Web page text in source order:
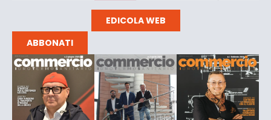
EDICOLA WEB
ABBONATI